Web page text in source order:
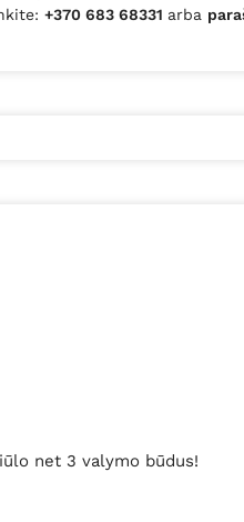
+370 683 68331 arba
net 3 valymo būdus!